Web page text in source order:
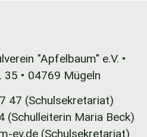
"Apfelbaum" e.V. •
35 • 04769 Mügeln
47 (Schulsekretariat)
(Schulleiterin Maria Beck)
ev.de (Schulsekretariat)